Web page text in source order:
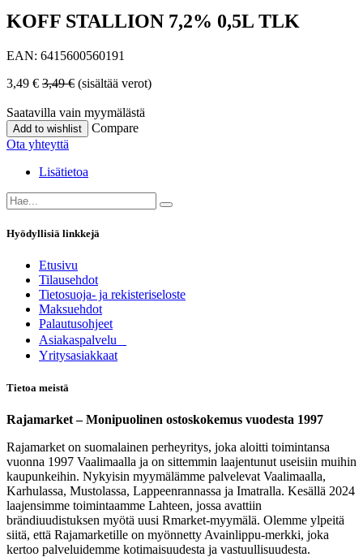
KOFF STALLION 7,2% 0,5L TLK
EAN: 6415600560191
3,49 € 3,49€ (sisältää verot)
Saatavilla vain myymälästä
Add to wishlist
Compare
Ota yhteyttä
Lisätietoa
Hyödyllisiä linkkejä
Etusivu
Tilausehdot
Tietosuoja- ja rekisteriseloste
Maksuehdot
Palautusohjeet
Asia​k​aspalvelu
​Yritysasiakkaat
Tietoa meistä
Rajamarket – Monipuolinen ostoskokemus vuodesta 1997
Rajamarket on suomalainen perheyritys, joka aloitti toimintansa
vuonna 1997 Vaalimaalla ja on sittemmin laajentunut useisiin muihin
kaupunkeihin. Nykyisin myymälämme palvelevat Vaalimaalla,
Karhulassa, Mustolassa, Lappeenrannassa ja Imatralla. Kesällä 2024
laajensimme toimintaamme Lahteen, jossa avattiin
brändiuudistuksen myötä uusi Rmarket-myymälä. Olemme ylpeitä
siitä, että Rajamarketille on myönnetty Avainlippu-merkki, joka
kertoo palveluidemme kotimaisuudesta ja vastuullisuudesta.